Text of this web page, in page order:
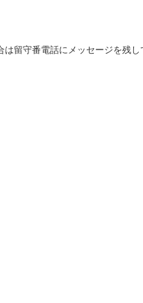
留守番電話にメッセージを残